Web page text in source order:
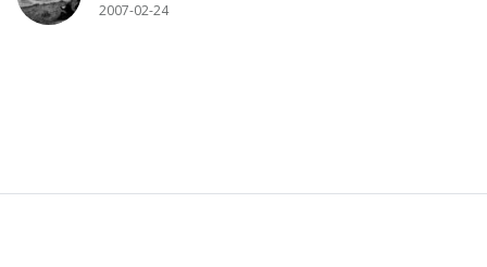
2007-02-24